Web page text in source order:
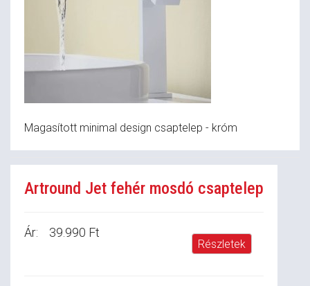
Magasított minimal design csaptelep - króm
Artround Jet fehér mosdó csaptelep
Ár: 39.990 Ft
Részletek